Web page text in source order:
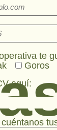
te
Goros
aquí: